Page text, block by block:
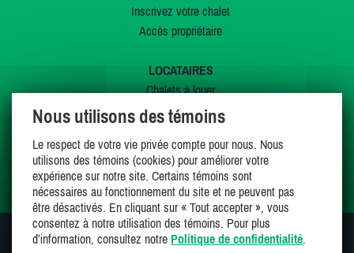
Inscrivez votre chalet
Accès propriétaire
LOCATAIRES
Chalets à louer
Chalets à vendre
Offres spéciales
Mes favoris
SUIVEZ-NOUS SUR
Nous utilisons des témoins
Le respect de votre vie privée compte pour nous. Nous
utilisons des témoins (cookies) pour améliorer votre
expérience sur notre site. Certains témoins sont
nécessaires au fonctionnement du site et ne peuvent pas
être désactivés. En cliquant sur « Tout accepter », vous
consentez à notre utilisation des témoins. Pour plus
d’information, consultez notre Politique de confidentialité.